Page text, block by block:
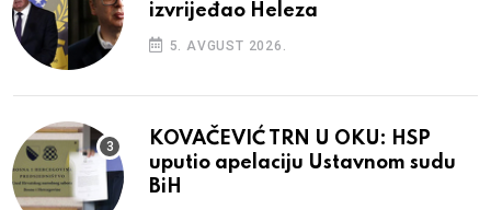
izvrijeđao Heleza
5. AVGUST 2026.
KOVAČEVIĆ TRN U OKU: HSP
uputio apelaciju Ustavnom sudu
BiH